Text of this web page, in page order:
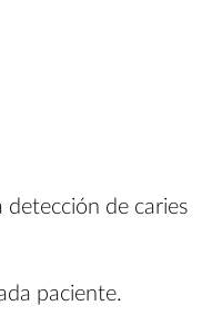
de caries
paciente.